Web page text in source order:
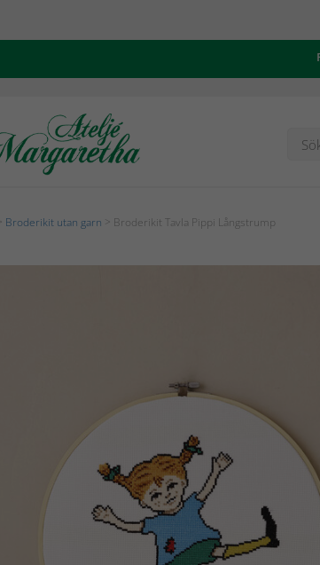
Broderikit utan garn > Broderikit Tavla Pippi Långstrump